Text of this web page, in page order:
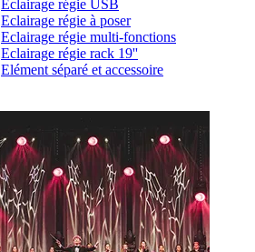
Eclairage régie USB
Eclairage régie à poser
Eclairage régie multi-fonctions
Eclairage régie rack 19''
Elément séparé et accessoire